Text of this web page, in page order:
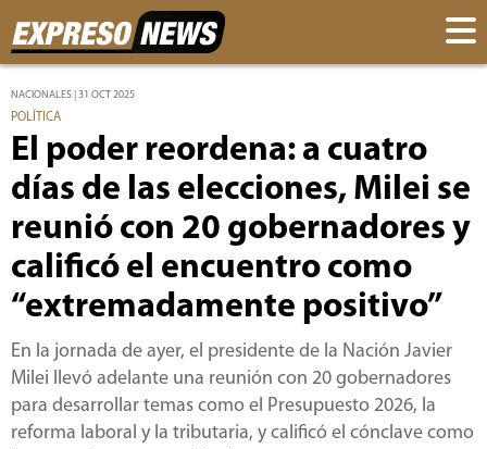
NACIONALES | 31 OCT 2025
POLÍTICA
El poder reordena: a cuatro
días de las elecciones, Milei se
reunió con 20 gobernadores y
calificó el encuentro como
“extremadamente positivo”
En la jornada de ayer, el presidente de la Nación Javier
Milei llevó adelante una reunión con 20 gobernadores
para desarrollar temas como el Presupuesto 2026, la
reforma laboral y la tributaria, y calificó el cónclave como